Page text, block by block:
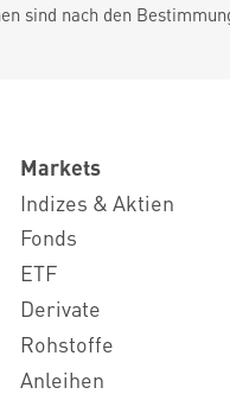
sind nach den
Markets
Indizes & Aktien
Fonds
ETF
Derivate
Rohstoffe
Anleihen